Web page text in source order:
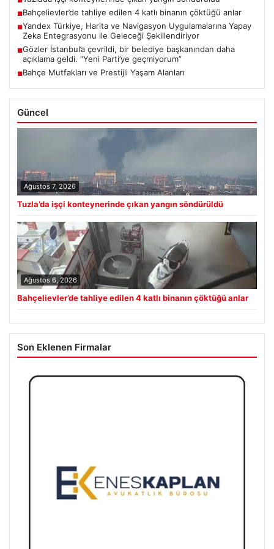
■Bahçelievler’de tahliye edilen 4 katlı binanın çöktüğü anlar
■Yandex Türkiye, Harita ve Navigasyon Uygulamalarına Yapay
Zeka Entegrasyonu ile Geleceği Şekillendiriyor
■Gözler İstanbul’a çevrildi, bir belediye başkanından daha
açıklama geldi. “Yeni Parti’ye geçmiyorum”
■Bahçe Mutfakları ve Prestijli Yaşam Alanları
Güncel
Ağustos 7, 2026
Tuzla’da işçi konteynerinde çıkan yangın söndürüldü
Ağustos 6, 2026
Bahçelievler’de tahliye edilen 4 katlı binanın çöktüğü anlar
Son Eklenen Firmalar